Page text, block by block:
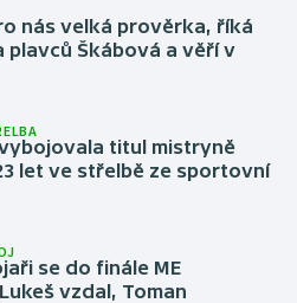
nás velká prověrka, říká
Škábová a věří v
titul mistryně
let ve střelbě ze sportovní
se do finále ME
vzdal, Toman